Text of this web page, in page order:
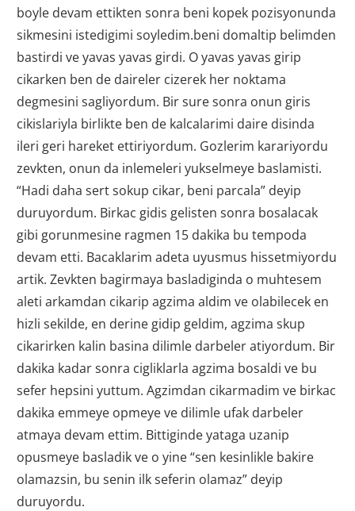
boyle devam ettikten sonra beni kopek pozisyonunda
sikmesini istedigimi soyledim.beni domaltip belimden
bastirdi ve yavas yavas girdi. O yavas yavas girip
cikarken ben de daireler cizerek her noktama
degmesini sagliyordum. Bir sure sonra onun giris
cikislariyla birlikte ben de kalcalarimi daire disinda
ileri geri hareket ettiriyordum. Gozlerim karariyordu
zevkten, onun da inlemeleri yukselmeye baslamisti.
“Hadi daha sert sokup cikar, beni parcala” deyip
duruyordum. Birkac gidis gelisten sonra bosalacak
gibi gorunmesine ragmen 15 dakika bu tempoda
devam etti. Bacaklarim adeta uyusmus hissetmiyordu
artik. Zevkten bagirmaya basladiginda o muhtesem
aleti arkamdan cikarip agzima aldim ve olabilecek en
hizli sekilde, en derine gidip geldim, agzima skup
cikarirken kalin basina dilimle darbeler atiyordum. Bir
dakika kadar sonra cigliklarla agzima bosaldi ve bu
sefer hepsini yuttum. Agzimdan cikarmadim ve birkac
dakika emmeye opmeye ve dilimle ufak darbeler
atmaya devam ettim. Bittiginde yataga uzanip
opusmeye basladik ve o yine “sen kesinlikle bakire
olamazsin, bu senin ilk seferin olamaz” deyip
duruyordu.